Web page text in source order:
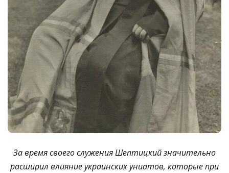
За время своего служения Шептицкий значительно
расширил влияние украинских униатов, которые при